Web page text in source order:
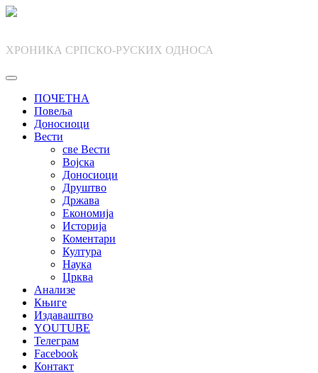
Skip
ХРОНИКА СРПСКО-РУСКИХ ОДНОСА
ПОЧЕТНА
Повеља
Доносиоци
Вести
све Вести
Војска
Доносиоци
Друштво
Држава
Економија
Историја
Коментари
Култура
Наука
Црква
Анализе
Књиге
Издаваштво
YOUTUBE
Телеграм
Facebook
Контакт